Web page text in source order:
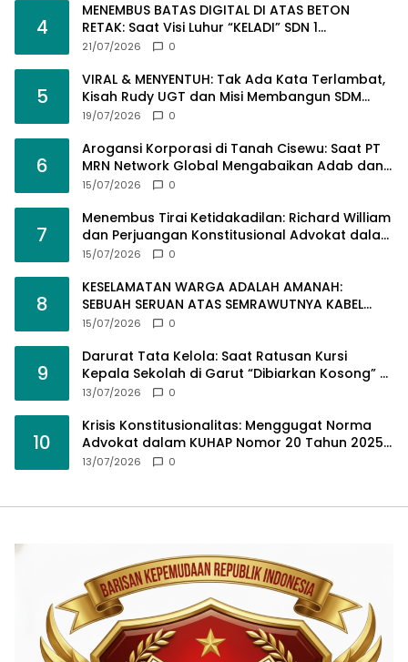
4
MENEMBUS BATAS DIGITAL DI ATAS BETON
RETAK: Saat Visi Luhur “KELADI” SDN 1
Pamalayan Dihantam Dugaan Pembangunan
21/07/2026 0
5
VIRAL & MENYENTUH: Tak Ada Kata Terlambat,
Kisah Rudy UGT dan Misi Membangun SDM
Bangsa Lewat Kuliah Jarak Jauh
19/07/2026 0
6
Arogansi Korporasi di Tanah Cisewu: Saat PT
MRN Network Global Mengabaikan Adab dan
Hukum
15/07/2026 0
7
Menembus Tirai Ketidakadilan: Richard William
dan Perjuangan Konstitusional Advokat dalam
KUHAP Baru
15/07/2026 0
8
KESELAMATAN WARGA ADALAH AMANAH:
SEBUAH SERUAN ATAS SEMRAWUTNYA KABEL
UTILITAS
15/07/2026 0
9
Darurat Tata Kelola: Saat Ratusan Kursi
Kepala Sekolah di Garut “Dibiarkan Kosong” di
Tengah Tumpukan Guru Kompeten
13/07/2026 0
10
Krisis Konstitusionalitas: Menggugat Norma
Advokat dalam KUHAP Nomor 20 Tahun 2025
demi Keadilan yang Bermartabat
13/07/2026 0